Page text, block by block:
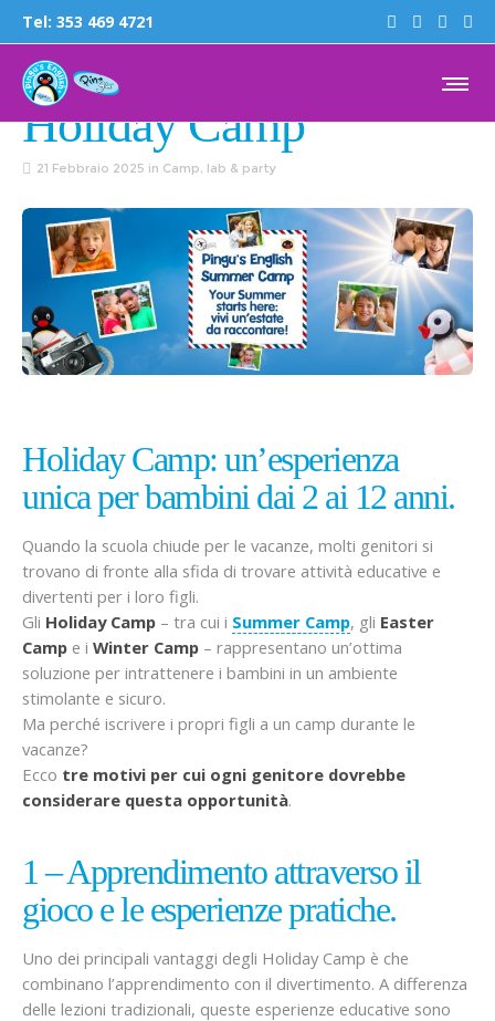
Tel: 353 469 4721
CAMP, LAB & PARTY
Holiday Camp
21 Febbraio 2025 in Camp, lab & party
Holiday Camp: un’esperienza
unica per bambini dai 2 ai 12 anni.
Quando la scuola chiude per le vacanze, molti genitori si
trovano di fronte alla sfida di trovare attività educative e
divertenti per i loro figli.
Gli Holiday Camp – tra cui i Summer Camp, gli Easter
Camp e i Winter Camp – rappresentano un’ottima
soluzione per intrattenere i bambini in un ambiente
stimolante e sicuro.
Ma perché iscrivere i propri figli a un camp durante le
vacanze?
Ecco tre motivi per cui ogni genitore dovrebbe
considerare questa opportunità.
1 – Apprendimento attraverso il
gioco e le esperienze pratiche.
Uno dei principali vantaggi degli Holiday Camp è che
combinano l’apprendimento con il divertimento. A differenza
delle lezioni tradizionali, queste esperienze educative sono